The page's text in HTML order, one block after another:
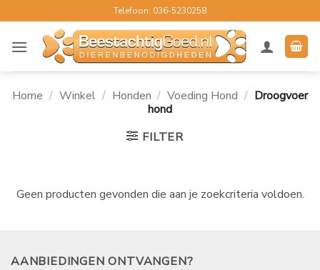
naar
inhoud
Telefoon: 036-5230258
Home / Winkel / Honden / Voeding Hond / Droogvoer
hond
FILTER
Geen producten gevonden die aan je zoekcriteria voldoen.
AANBIEDINGEN ONTVANGEN?